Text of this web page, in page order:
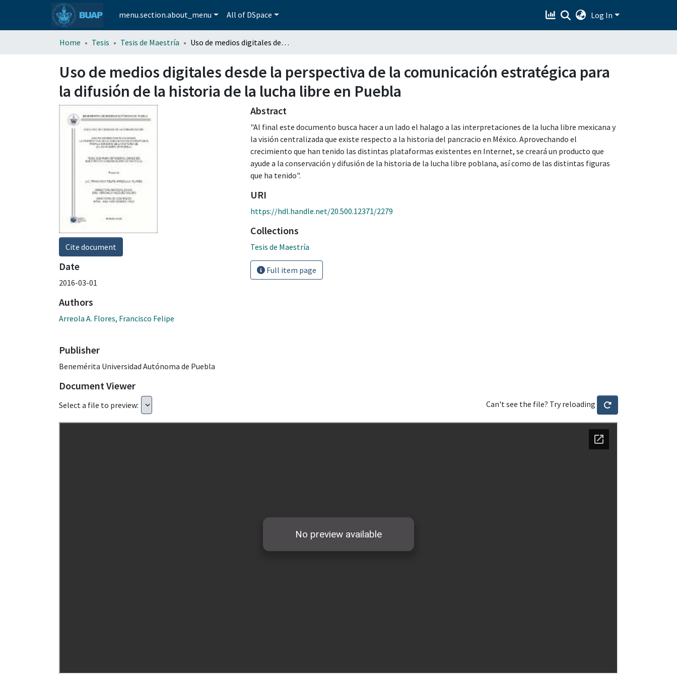
menu.section.about_menu All of DSpace Log In
Home Tesis Tesis de Maestría Uso de medios digitales desde la perspectiva de la comunicación estratégica para la difusión de la historia de la lucha libre en Puebla
Uso de medios digitales desde la perspectiva de la comunicación estratégica para
la difusión de la historia de la lucha libre en Puebla
Cite document
Date
2016-03-01
Authors
Arreola A. Flores, Francisco Felipe
Publisher
Benemérita Universidad Autónoma de Puebla
Abstract
"Al final este documento busca hacer a un lado el halago a las interpretaciones de la lucha libre mexicana y
la visión centralizada que existe respecto a la historia del pancracio en México. Aprovechando el
crecimiento que han tenido las distintas plataformas existentes en Internet, se creará un producto que
ayude a la conservación y difusión de la historia de la lucha libre poblana, así como de las distintas figuras
que ha tenido".
URI
https://hdl.handle.net/20.500.12371/2279
Collections
Tesis de Maestría
Full item page
Document Viewer
Select a file to preview: Can't see the file? Try reloading